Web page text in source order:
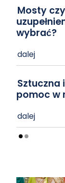
Mosty
wybrać?
dalej
Sztuczna
pomoc w
dalej